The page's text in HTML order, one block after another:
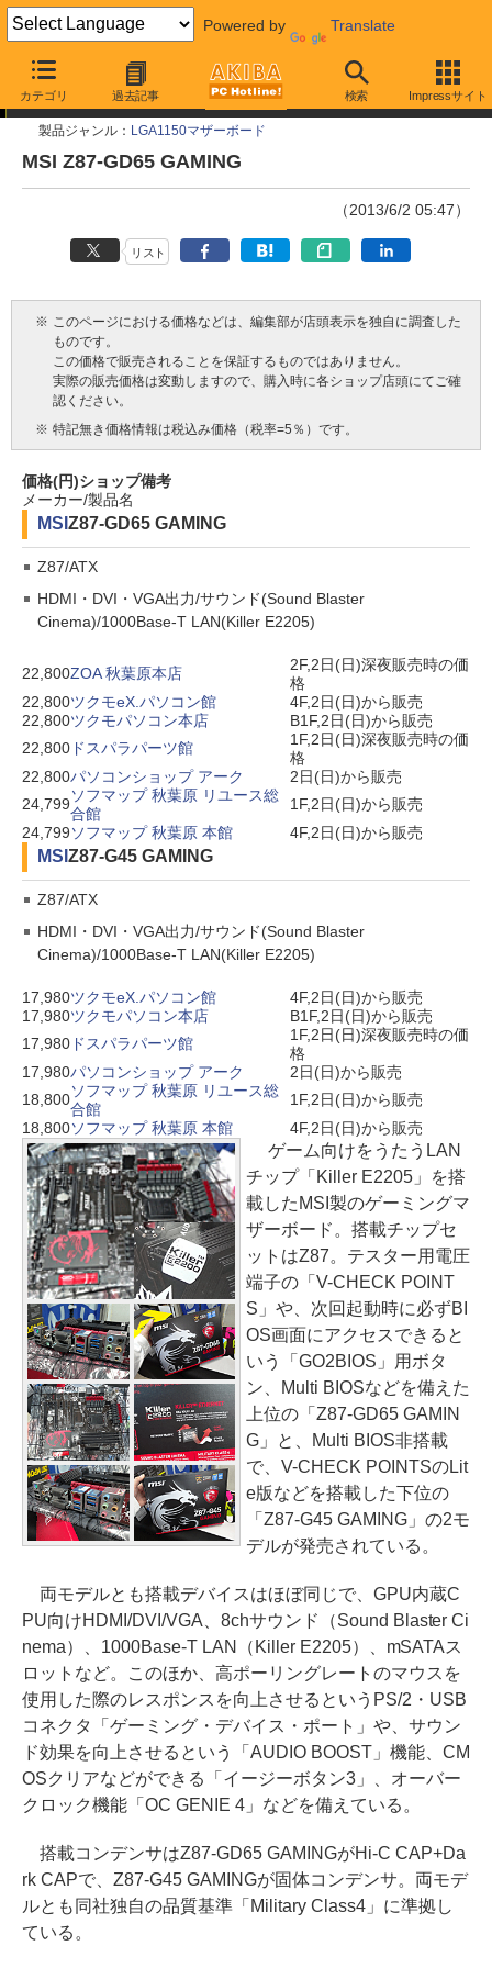
Powered by Translate
カテゴリ 過去記事 検索 Impressサイト
今週見つけた新製品
製品ジャンル： LGA1150マザーボード
MSI Z87-GD65 GAMING
（2013/6/2 05:47）
リスト
※ このページにおける価格などは、編集部が店頭表示を独自に調査した
ものです。
この価格で販売されることを保証するものではありません。
実際の販売価格は変動しますので、購入時に各ショップ店頭にてご確
認ください。
※ 特記無き価格情報は税込み価格（税率=5％）です。
価格(円)ショップ備考
メーカー/製品名
MSI Z87-GD65 GAMING
Z87/ATX
HDMI・DVI・VGA出力/サウンド(Sound Blaster
Cinema)/1000Base-T LAN(Killer E2205)
22,800ZOA 秋葉原本店
2F,2日(日)深夜販売時の価
格
22,800ツクモeX.パソコン館
4F,2日(日)から販売
22,800ツクモパソコン本店
B1F,2日(日)から販売
22,800 ドスパラパーツ館
1F,2日(日)深夜販売時の価
格
22,800パソコンショップ アーク
2日(日)から販売
24,799ソフマップ 秋葉原 リユース総
合館
1F,2日(日)から販売
24,799ソフマップ 秋葉原 本館 4F,2日(日)から販売
MSI Z87-G45 GAMING
Z87/ATX
HDMI・DVI・VGA出力/サウンド(Sound Blaster
Cinema)/1000Base-T LAN(Killer E2205)
17,980ツクモeX.パソコン館
4F,2日(日)から販売
17,980ツクモパソコン本店
B1F,2日(日)から販売
17,980 ドスパラパーツ館
1F,2日(日)深夜販売時の価
格
17,980パソコンショップ アーク
2日(日)から販売
18,800ソフマップ 秋葉原 リユース総
合館
1F,2日(日)から販売
18,800ソフマップ 秋葉原 本館 4F,2日(日)から販売
ゲーム向けをうたうLAN
チップ「Killer E2205」を搭
載したMSI製のゲーミングマ
ザーボード。搭載チップセ
ットはZ87。テスター用電圧
端子の「V-CHECK POINT
S」や、次回起動時に必ずBI
OS画面にアクセスできると
いう「GO2BIOS」用ボタ
ン、Multi BIOSなどを備えた
上位の「Z87-GD65 GAMIN
G」と、Multi BIOS非搭載
で、V-CHECK POINTSのLit
e版などを搭載した下位の
「Z87-G45 GAMING」の2モ
デルが発売されている。
両モデルとも搭載デバイスはほぼ同じで、GPU内蔵C
PU向けHDMI/DVI/VGA、8chサウンド（Sound Blaster Ci
nema）、1000Base-T LAN（Killer E2205）、mSATAス
ロットなど。このほか、高ポーリングレートのマウスを
使用した際のレスポンスを向上させるというPS/2・USB
コネクタ「ゲーミング・デバイス・ポート」や、サウン
ド効果を向上させるという「AUDIO BOOST」機能、CM
OSクリアなどができる「イージーボタン3」、オーバー
クロック機能「OC GENIE 4」などを備えている。
搭載コンデンサはZ87-GD65 GAMINGがHi-C CAP+Da
rk CAPで、Z87-G45 GAMINGが固体コンデンサ。両モデ
ルとも同社独自の品質基準「Military Class4」に準拠し
ている。